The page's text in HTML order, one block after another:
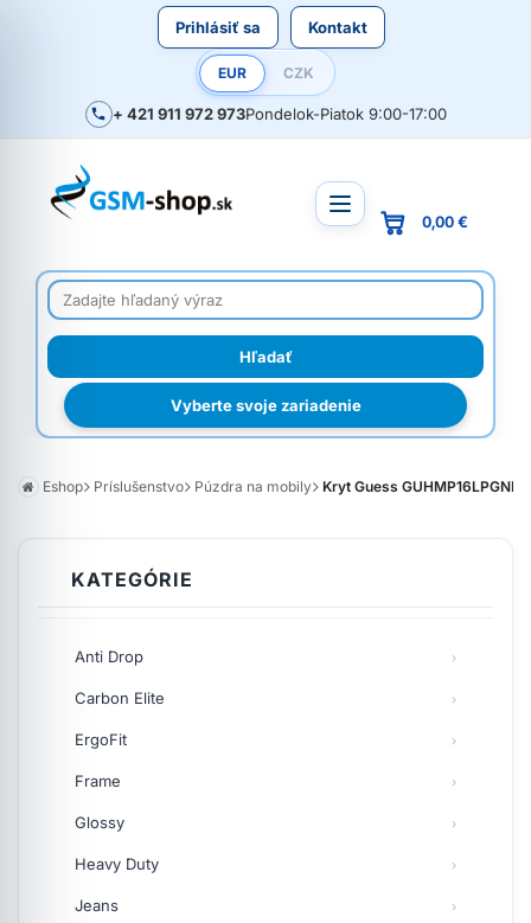
Prihlásiť sa Kontakt
EUR CZK
+ 421 911 972 973Pondelok-Piatok 9:00-17:00
Vyberte svoje zariadenie
0,00 €
Eshop Príslušenstvo Púzdra na mobily Kryt Guess
KATEGÓRIE
Anti Drop
Carbon Elite
ErgoFit
Frame
Glossy
Heavy Duty
Jeans